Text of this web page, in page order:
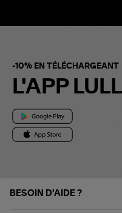
-10% EN TÉLÉCHARGEANT
L'APP LULLI
BESOIN D'AIDE ?